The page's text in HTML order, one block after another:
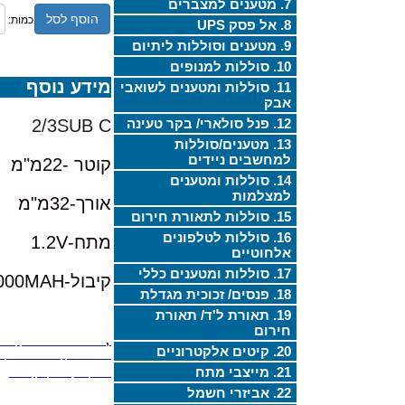
7. מטענים למצברים
8. אל פסק UPS
9. מטענים וסוללות ליתיום
10. סוללות למנופים
11. סוללות ומטענים לשואבי
אבק
12. פנל סולארי/ בקר טעינה
13. מטענים/סוללות
למחשבים ניידים
14. סוללות ומטענים
למצלמות
15. סוללות לתאורת חירום
16. סוללות לטלפונים
אלחוטיים
17. סוללות ומטענים כללי
18. פנסים/ זכוכית מגדלת
19. תאורת ל'ד/ תאורת
חירום
20. קיטים אלקטרוניים
21. מייצבי מתח
22. אביזרי חשמל
הוסף לסל כמות:
מידע נוסף
2/3SUB C
קוטר -22מ"מ
אורך-32מ"מ
מתח-1.2V
קיבול-2000MAH
,